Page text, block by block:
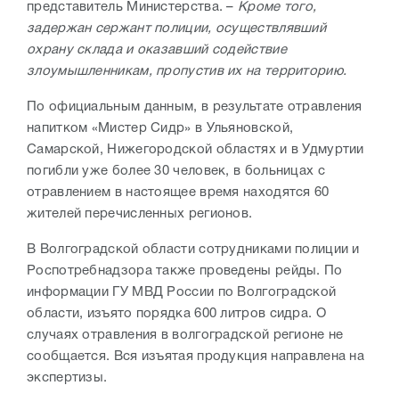
представитель Министерства. – Кроме того,
задержан сержант полиции, осуществлявший
охрану склада и оказавший содействие
злоумышленникам, пропустив их на территорию.
По официальным данным, в результате отравления
напитком «Мистер Сидр» в Ульяновской,
Самарской, Нижегородской областях и в Удмуртии
погибли уже более 30 человек, в больницах с
отравлением в настоящее время находятся 60
жителей перечисленных регионов.
В Волгоградской области сотрудниками полиции и
Роспотребнадзора также проведены рейды. По
информации ГУ МВД России по Волгоградской
области, изъято порядка 600 литров сидра. О
случаях отравления в волгоградской регионе не
сообщается. Вся изъятая продукция направлена на
экспертизы.